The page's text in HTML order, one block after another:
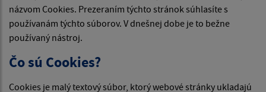
názvom Cookies. Prezeraním týchto stránok súhlasíte s
používanám týchto súborov. V dnešnej dobe je to bežne
používaný nástroj.
Čo sú Cookies?
Cookies je malý textový súbor, ktorý webové stránky ukladajú